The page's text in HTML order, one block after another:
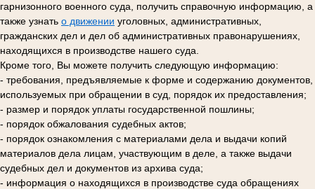
гарнизонного военного суда, получить справочную информацию, а
также узнать о движении уголовных, административных,
гражданских дел и дел об административных правонарушениях,
находящихся в производстве нашего суда.
Кроме того, Вы можете получить следующую информацию:
- требования, предъявляемые к форме и содержанию документов,
используемых при обращении в суд, порядок их предоставления;
- размер и порядок уплаты государственной пошлины;
- порядок обжалования судебных актов;
- порядок ознакомления с материалами дела и выдачи копий
материалов дела лицам, участвующим в деле, а также выдачи
судебных дел и документов из архива суда;
- информация о находящихся в производстве суда обращениях